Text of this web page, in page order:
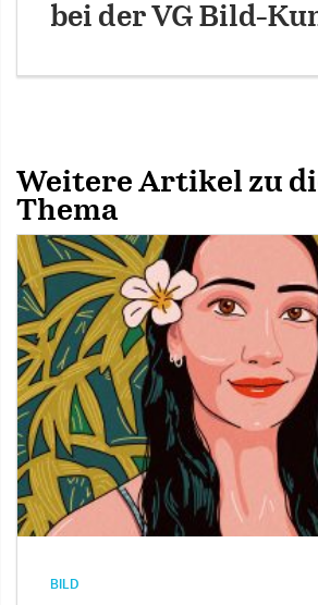
bei der VG Bild-
Weitere Artikel zu
Thema
BILD